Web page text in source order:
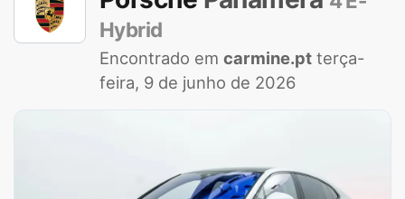
Hybrid
Encontrado em carmine.pt terça-
feira, 9 de junho de 2026